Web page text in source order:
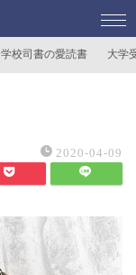
学校司書の愛読書 大学
2020-04-09